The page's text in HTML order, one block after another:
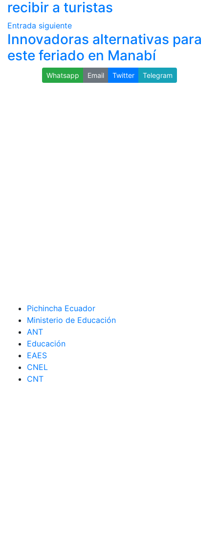
recibir a turistas
Entrada siguiente
Innovadoras alternativas para
este feriado en Manabí
Whatsapp Email Twitter Telegram
Pichincha Ecuador
Ministerio de Educación
ANT
Educación
EAES
CNEL
CNT